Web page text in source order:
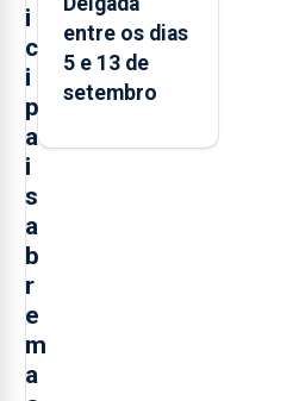
i
c
i
p
a
i
s
a
b
r
e
m
a
entre os dias
5 e 13 de
setembro